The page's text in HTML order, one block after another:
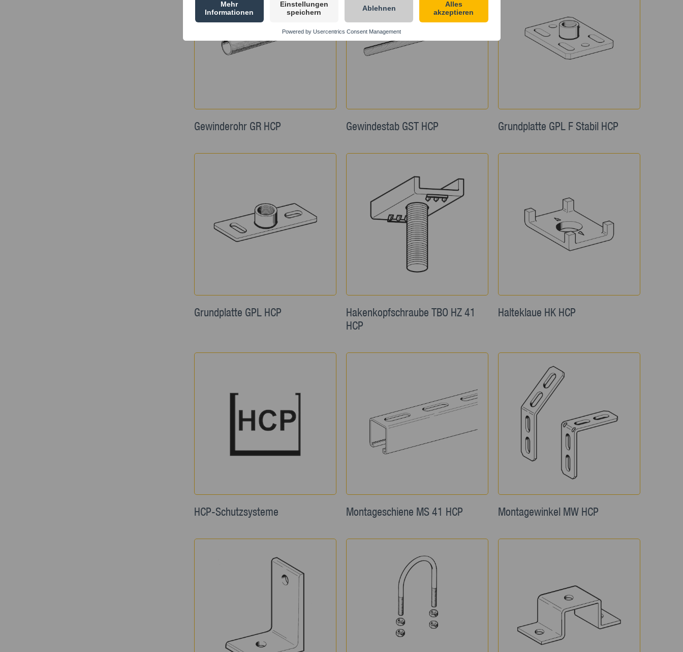
Gewinderohr GR HCP Gewindestab GST HCP Grundplatte GPL F Stabil HCP
Grundplatte GPL HCP
Hakenkopfschraube TBO HZ 41
HCP
Halteklaue HK HCP
HCP-Schutzsysteme Montageschiene MS 41 HCP Montagewinkel MW HCP